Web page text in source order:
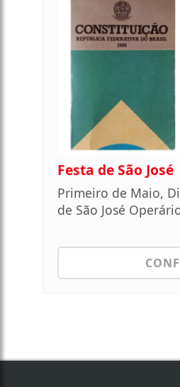
Festa de São José
Primeiro de Maio,
de São José